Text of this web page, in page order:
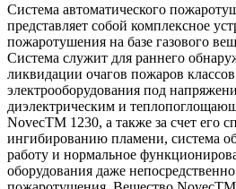
Система автоматического
представляет собой комплексное
пожаротушения на базе газового
Система служит для раннего
ликвидации очагов пожаров
электрооборудования под
диэлектрическим и
NovecTM 1230, а также за счет его
ингибированию пламени, система
работу и нормальное
оборудования даже